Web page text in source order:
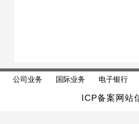
公司业务 国际业务 电子银行
ICP备案网站